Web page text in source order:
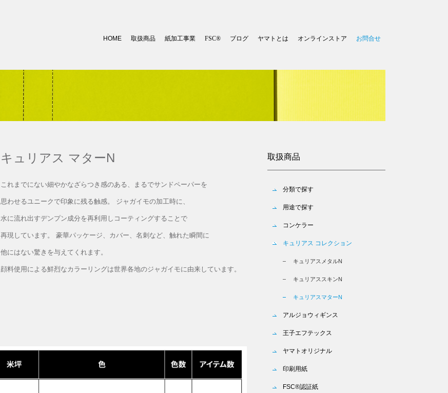
HOME 取扱商品 紙加工事業 FSC® ブログ ヤマトとは オンラインストア お問合せ
キュリアス マターN
これまでにない細やかなざらつき感のある、まるでサンドペーパーを
思わせるユニークで印象に残る触感。 ジャガイモの加工時に、
水に流れ出すデンプン成分を再利用しコーティングすることで
再現しています。 豪華パッケージ、カバー、名刺など、触れた瞬間に
他にはない驚きを与えてくれます。
顔料使用による鮮烈なカラーリングは世界各地のジャガイモに由来しています。
取扱商品
分類で探す
用途で探す
コンケラー
キュリアス コレクション
キュリアスメタルN
キュリアススキンN
キュリアスマターN
アルジョウィギンス
王子エフテックス
ヤマトオリジナル
印刷用紙
FSC®認証紙